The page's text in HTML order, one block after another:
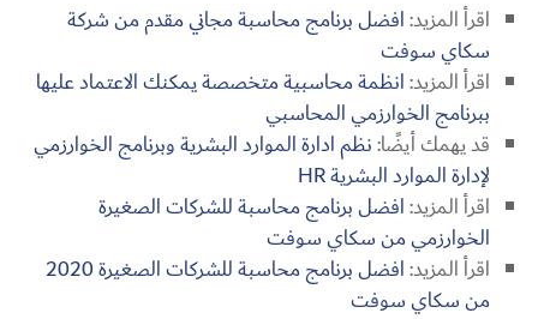
اقرأ المزيد:افضل برنامج محاسبة مجاني مقدم من شركة
سكاي سوفت
اقرأ المزيد:انظمة محاسبية متخصصة يمكنك الاعتماد عليها
ببرنامج الخوارزمي المحاسبي
قد يهمك أيضًا:نظم ادارة الموارد البشرية وبرنامج الخوارزمي
لإدارة الموارد البشرية HR
اقرأ المزيد:افضل برنامج محاسبة للشركات الصغيرة
الخوارزمي من سكاي سوفت
اقرأ المزيد:
افضل برنامج محاسبة للشركات الصغيرة 2020
من سكاي سوفت